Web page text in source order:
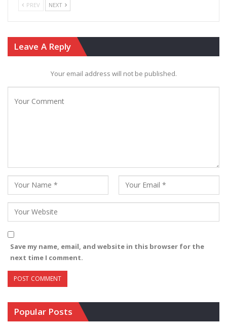
PREV NEXT
Leave A Reply
Your email address will not be published.
Save my name, email, and website in this browser for the
next time I comment.
Popular Posts